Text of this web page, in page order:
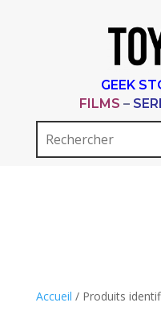
GEEK
FILMS –
Accueil / Produits